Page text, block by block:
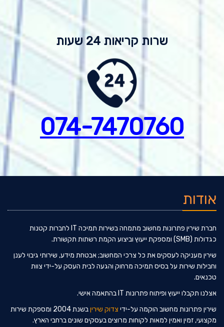
שרות קריאות 24 שעות
074-7470760
אודות
חברת שירין פתרונות מחשוב מתמחה בשירות תמיכה IT לחברות קטנות
כגדולות (SMB) ומספקת ייעוץ וביצוע הקמת רשתות תקשורת.
שירין מעניקה לעסקים את כל צרכי המחשוב; אבטחת מידע, שירותי גיבוי לענן
וחבילות שירות על בסיס תמיכה מרחוק והגעה לבית העסק על-ידי צוות
טכנאים.
אצלנו תקבלו ייעוץ ופיתוח פתרונות IT בהתאמה אישי.
שירין פתרונות מחשוב הוקמה על-ידי צדוק שירין
בשנת 2004 ומספקת שירות
מקצועי, זמין ואמין למאות לקוחות מרוצים בעסקים שונים ברחבי הארץ.